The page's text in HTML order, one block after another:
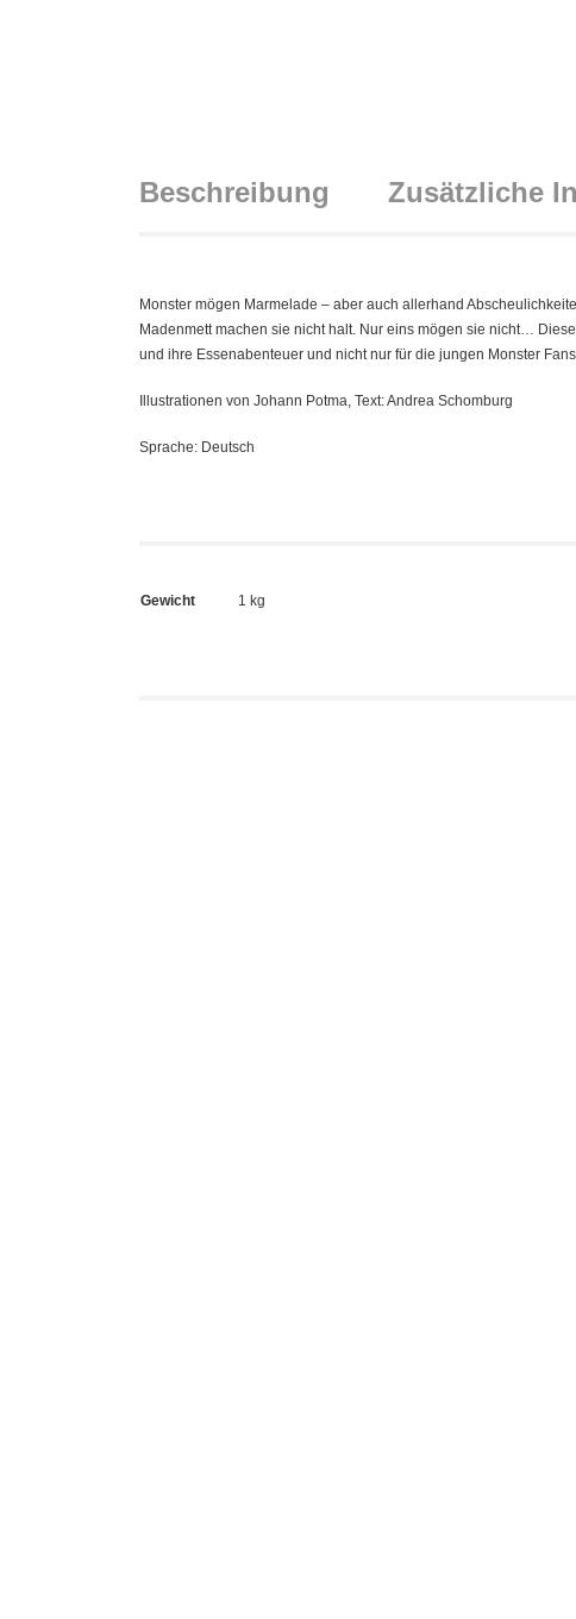
Beschreibung Zusätzliche
Monster mögen Marmelade – aber auch allerhand
Madenmett machen sie nicht halt. Nur eins mögen sie nicht…
und ihre Essenabenteuer und nicht nur für die jungen Monster
Illustrationen von Johann Potma, Text: Andrea Schomburg
Sprache: Deutsch
Gewicht 1 kg